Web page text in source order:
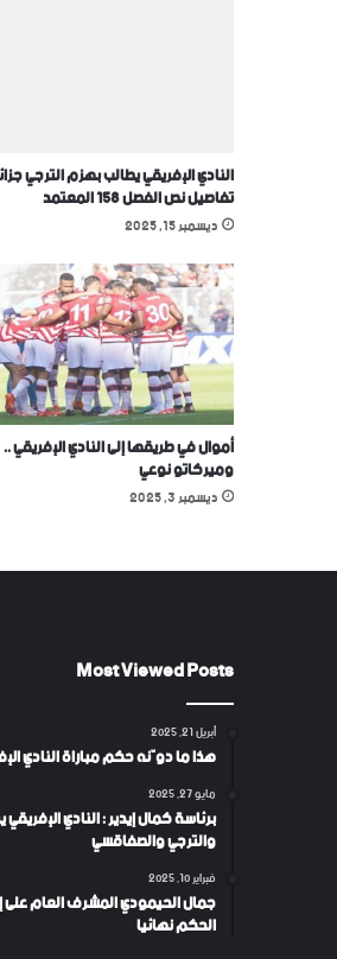
النادي الإفريقي يطالب بهزم الترجي
تفاصيل نص الفصل 158 المعتمد
ديسمبر 15, 2025
أموال في طريقها إلى النادي الإفريقي ..
وميركاتو نوعي
ديسمبر 3, 2025
Most Viewed Posts
أبريل 21, 2025
هذا ما دوّنه حكم مباراة النادي
مايو 27, 2025
برئاسة كمال إيدير : النادي
والترجي والصفاقسي
فبراير 10, 2025
جمال الحيمودي المشرف العام
الحكم نهائيا